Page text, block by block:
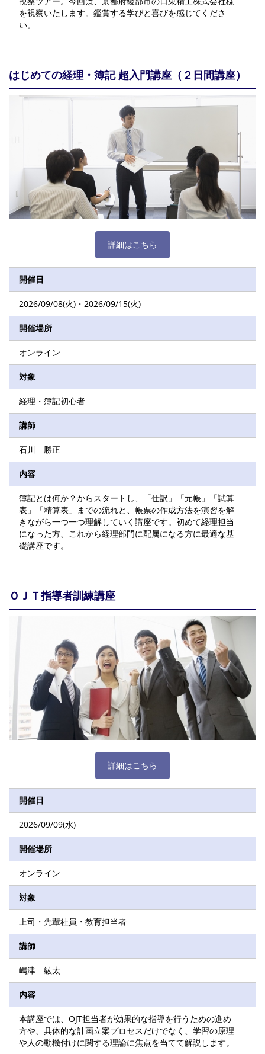
を視察いたします。鑑賞する学びと喜びを感じてくださ
い。
はじめての経理・簿記 超入門講座（２日間講座）
詳細はこちら
開催日
2026/09/08(火)・2026/09/15(火)
開催場所
オンライン
対象
経理・簿記初心者
講師
石川 勝正
内容
簿記とは何か？からスタートし、「仕訳」「元帳」「試算
表」「精算表」までの流れと、帳票の作成方法を演習を解
きながら一つ一つ理解していく講座です。初めて経理担当
になった方、これから経理部門に配属になる方に最適な基
礎講座です。
ＯＪＴ指導者訓練講座
詳細はこちら
開催日
2026/09/09(水)
開催場所
オンライン
対象
上司・先輩社員・教育担当者
講師
嶋津 紘太
内容
本講座では、OJT担当者が効果的な指導を行うための進め
方や、具体的な計画立案プロセスだけでなく、学習の原理
や人の動機付けに関する理論に焦点を当てて解説します。